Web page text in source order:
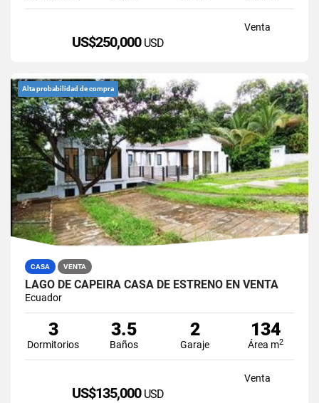
Venta
US$250,000 USD
Alta probabilidad de compra
CASA VENTA
LAGO DE CAPEIRA CASA DE ESTRENO EN VENTA
Ecuador
3
Dormitorios
3.5
Baños
2
Garaje
134
Área m2
Venta
US$135,000 USD